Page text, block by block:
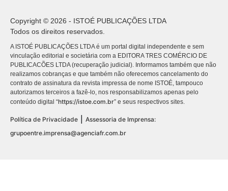
Copyright © 2026 - ISTOÉ PUBLICAÇÕES LTDA
Todos os direitos reservados.
A ISTOÉ PUBLICAÇÕES LTDA é um portal digital independente e sem
vinculação editorial e societária com a EDITORA TRES COMÉRCIO DE
PUBLICACÕES LTDA (recuperação judicial). Informamos também que não
realizamos cobranças e que também não oferecemos cancelamento do
contrato de assinatura da revista impressa de nome ISTOÉ, tampouco
autorizamos terceiros a fazê-lo, nos responsabilizamos apenas pelo
conteúdo digital “https://istoe.com.br” e seus respectivos sites.
Política de Privacidade | Assessoria de Imprensa:
grupoentre.imprensa@agenciafr.com.br